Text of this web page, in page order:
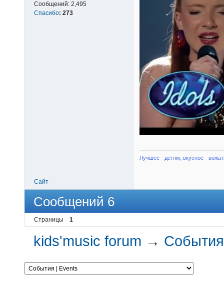
Сообщений: 2,495
Спасибо: 273
Лучшее - детям, вкусное -
Сайт
Сообщений 6
Страницы 1
kids'music forum →